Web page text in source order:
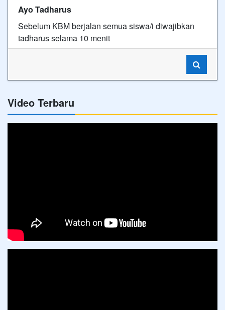
Ayo Tadharus
Sebelum KBM berjalan semua siswa/i diwajibkan
tadharus selama 10 menit
Video Terbaru